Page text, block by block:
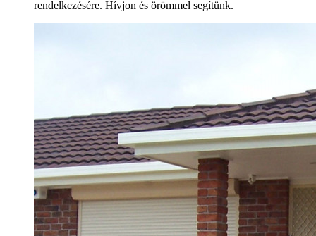
rendelkezésére. Hívjon és örömmel segítünk.